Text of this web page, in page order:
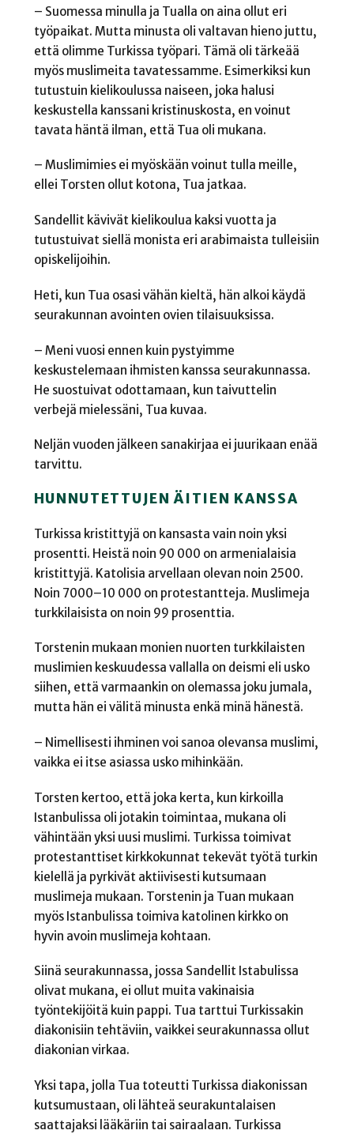
– Suomessa minulla ja Tualla on aina ollut eri
työpaikat. Mutta minusta oli valtavan hieno juttu,
että olimme Turkissa työpari. Tämä oli tärkeää
myös muslimeita tavatessamme. Esimerkiksi kun
tutustuin kielikoulussa naiseen, joka halusi
keskustella kanssani kristinuskosta, en voinut
tavata häntä ilman, että Tua oli mukana.
– Muslimimies ei myöskään voinut tulla meille,
ellei Torsten ollut kotona, Tua jatkaa.
Sandellit kävivät kielikoulua kaksi vuotta ja
tutustuivat siellä monista eri arabimaista tulleisiin
opiskelijoihin.
Heti, kun Tua osasi vähän kieltä, hän alkoi käydä
seurakunnan avointen ovien tilaisuuksissa.
– Meni vuosi ennen kuin pystyimme
keskustelemaan ihmisten kanssa seurakunnassa.
He suostuivat odottamaan, kun taivuttelin
verbejä mielessäni, Tua kuvaa.
Neljän vuoden jälkeen sanakirjaa ei juurikaan enää
tarvittu.
HUNNUTETTUJEN ÄITIEN KANSSA
Turkissa kristittyjä on kansasta vain noin yksi
prosentti. Heistä noin 90 000 on armenialaisia
kristittyjä. Katolisia arvellaan olevan noin 2500.
Noin 7000–10 000 on protestantteja. Muslimeja
turkkilaisista on noin 99 prosenttia.
Torstenin mukaan monien nuorten turkkilaisten
muslimien keskuudessa vallalla on deismi eli usko
siihen, että varmaankin on olemassa joku jumala,
mutta hän ei välitä minusta enkä minä hänestä.
– Nimellisesti ihminen voi sanoa olevansa muslimi,
vaikka ei itse asiassa usko mihinkään.
Torsten kertoo, että joka kerta, kun kirkoilla
Istanbulissa oli jotakin toimintaa, mukana oli
vähintään yksi uusi muslimi. Turkissa toimivat
protestanttiset kirkkokunnat tekevät työtä turkin
kielellä ja pyrkivät aktiivisesti kutsumaan
muslimeja mukaan. Torstenin ja Tuan mukaan
myös Istanbulissa toimiva katolinen kirkko on
hyvin avoin muslimeja kohtaan.
Siinä seurakunnassa, jossa Sandellit Istabulissa
olivat mukana, ei ollut muita vakinaisia
työntekijöitä kuin pappi. Tua tarttui Turkissakin
diakonisiin tehtäviin, vaikkei seurakunnassa ollut
diakonian virkaa.
Yksi tapa, jolla Tua toteutti Turkissa diakonissan
kutsumustaan, oli lähteä seurakuntalaisen
saattajaksi lääkäriin tai sairaalaan. Turkissa